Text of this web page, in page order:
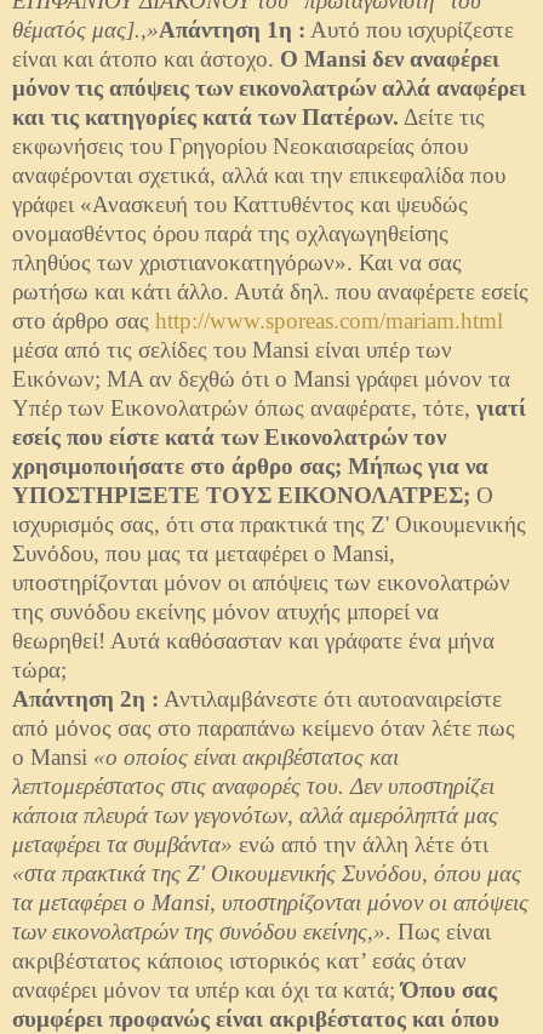
θέματός μας].,»Απάντηση 1η : Αυτό που ισχυρίζεστε
είναι και άτοπο και άστοχο. O Mansi δεν αναφέρει
μόνον τις απόψεις των εικονολατρών αλλά αναφέρει
και τις κατηγορίες κατά των Πατέρων. Δείτε τις
εκφωνήσεις του Γρηγορίου Νεοκαισαρείας όπου
αναφέρονται σχετικά, αλλά και την επικεφαλίδα που
γράφει «Ανασκευή του Καττυθέντος και ψευδώς
ονομασθέντος όρου παρά της οχλαγωγηθείσης
πληθύος των χριστιανοκατηγόρων». Και να σας
ρωτήσω και κάτι άλλο. Αυτά δηλ. που αναφέρετε εσείς
στο άρθρο σας http://www.sporeas.com/mariam.html
μέσα από τις σελίδες του Mansi είναι υπέρ των
Εικόνων; ΜΑ αν δεχθώ ότι ο Mansi γράφει μόνον τα
Υπέρ των Εικονολατρών όπως αναφέρατε, τότε, γιατί
εσείς που είστε κατά των Εικονολατρών τον
χρησιμοποιήσατε στο άρθρο σας; Μήπως για να
ΥΠΟΣΤΗΡΙΞΕΤΕ ΤΟΥΣ ΕΙΚΟΝΟΛΑΤΡΕΣ; O
ισχυρισμός σας, ότι στα πρακτικά της Ζ' Οικουμενικής
Συνόδου, που μας τα μεταφέρει ο Mansi,
υποστηρίζονται μόνον οι απόψεις των εικονολατρών
της συνόδου εκείνης μόνον ατυχής μπορεί να
θεωρηθεί! Αυτά καθόσασταν και γράφατε ένα μήνα
τώρα;
Απάντηση 2η : Αντιλαμβάνεστε ότι αυτοαναιρείστε
από μόνος σας στο παραπάνω κείμενo όταν λέτε πως
ο Mansi «ο οποίος είναι ακριβέστατος και
λεπτομερέστατος στις αναφορές του. Δεν υποστηρίζει
κάποια πλευρά των γεγονότων, αλλά αμερόληπτά μας
μεταφέρει τα συμβάντα» ενώ από την άλλη λέτε ότι
«στα πρακτικά της Ζ' Οικουμενικής Συνόδου, όπου μας
τα μεταφέρει ο Mansi, υποστηρίζονται μόνον οι απόψεις
των εικονολατρών της συνόδου εκείνης,». Πως είναι
ακριβέστατος κάποιος ιστορικός κατ’ εσάς όταν
αναφέρει μόνον τα υπέρ και όχι τα κατά;Όπου σας
συμφέρει προφανώς είναι ακριβέστατος και όπου